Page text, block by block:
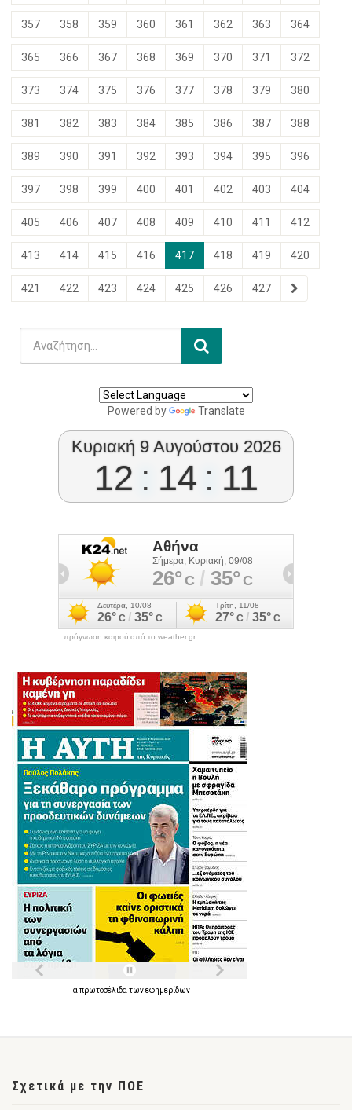
357 358 359 360 361 362 363 364
365 366 367 368 369 370 371 372
373 374 375 376 377 378 379 380
381 382 383 384 385 386 387 388
389 390 391 392 393 394 395 396
397 398 399 400 401 402 403 404
405 406 407 408 409 410 411 412
413 414 415 416 417 418 419 420
421 422 423 424 425 426 427
Powered by Translate
Κυριακή 9 Αυγούστου 2026
12 : 14 : 12
πρόγνωση καιρού από το weather.gr
Τα πρωτοσέλιδα τωνεφημερίδων
Σχετικά με την ΠΟΕ